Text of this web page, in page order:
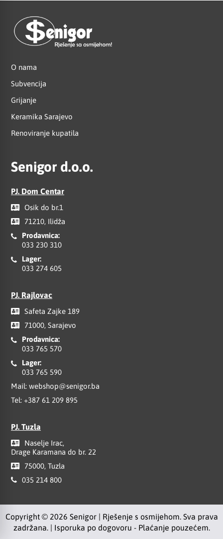
O nama
Subvencija
Grijanje
Keramika Sarajevo
Renoviranje kupatila
Senigor d.o.o.
PJ. Dom Centar
Osik do br.1
71210, Ilidža
Prodavnica:
033 230 310
Lager:
033 274 605
PJ. Rajlovac
Safeta Zajke 189
71000, Sarajevo
Prodavnica:
033 765 570
Lager:
033 765 590
Mail: webshop@senigor.ba
Tel: +387 61 209 895
PJ. Tuzla
Naselje Irac,
Drage Karamana do br. 22
75000, Tuzla
035 214 800
Copyright © 2026 Senigor | Rješenje s osmijehom. Sva prava
zadržana. | Isporuka po dogovoru - Plaćanje pouzećem.